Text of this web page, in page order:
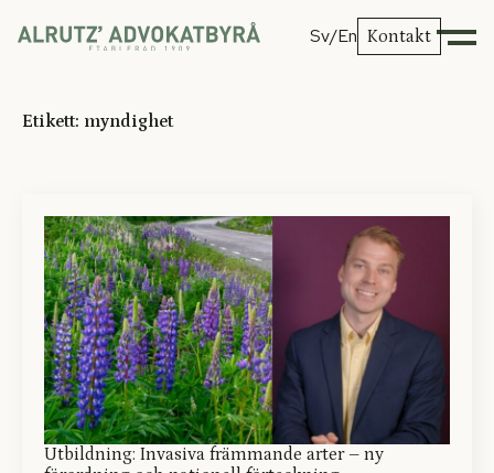
Sv/En Kontakt
Etikett: myndighet
Utbildning: Invasiva främmande arter – ny